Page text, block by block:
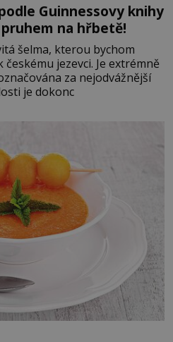
Guinnessovy knihy
na hřbetě!
šelma, kterou bychom
jezevci. Je extrémně
za nejodvážnější
je dokonc